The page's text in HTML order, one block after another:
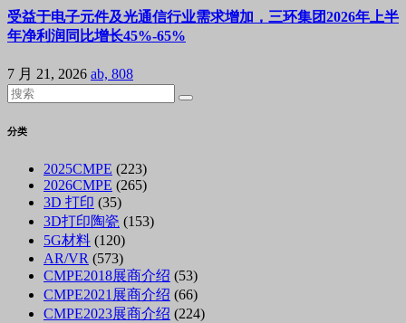
受益于电子元件及光通信行业需求增加，三环集团2026年上半
年净利润同比增长45%-65%
7 月 21, 2026 ab, 808
分类
2025CMPE (223)
2026CMPE (265)
3D 打印 (35)
3D打印陶瓷 (153)
5G材料 (120)
AR/VR (573)
CMPE2018展商介绍 (53)
CMPE2021展商介绍 (66)
CMPE2023展商介绍 (224)